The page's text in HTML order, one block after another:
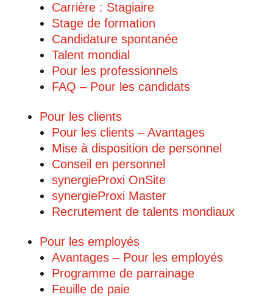
Carrière : Stagiaire
Stage de formation
Candidature spontanée
Talent mondial
Pour les professionnels
FAQ – Pour les candidats
Pour les clients
Pour les clients – Avantages
Mise à disposition de personnel
Conseil en personnel
synergieProxi OnSite
synergieProxi Master
Recrutement de talents mondiaux
Pour les employés
Avantages – Pour les employés
Programme de parrainage
Feuille de paie